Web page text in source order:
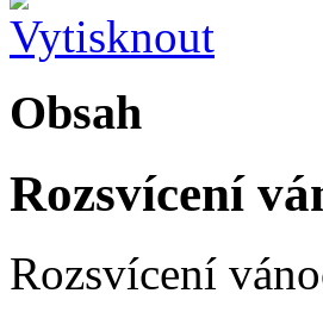
Obsah
Rozsvícení
Rozsvícení